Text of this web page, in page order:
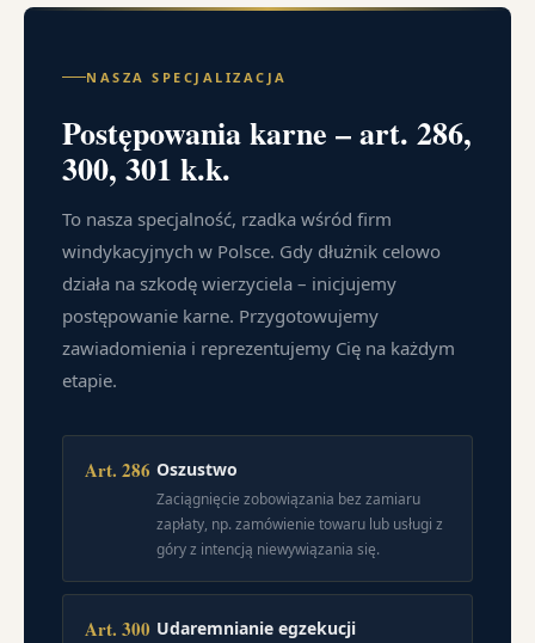
NASZA SPECJALIZACJA
Postępowania karne – art. 286,
300, 301 k.k.
To nasza specjalność, rzadka wśród firm
windykacyjnych w Polsce. Gdy dłużnik celowo
działa na szkodę wierzyciela – inicjujemy
postępowanie karne. Przygotowujemy
zawiadomienia i reprezentujemy Cię na każdym
etapie.
Art. 286 Oszustwo
Zaciągnięcie zobowiązania bez zamiaru
zapłaty, np. zamówienie towaru lub usługi z
góry z intencją niewywiązania się.
Art. 300 Udaremnianie egzekucji